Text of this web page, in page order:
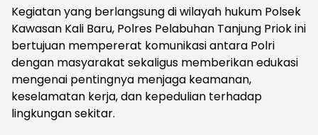
Kegiatan yang berlangsung di wilayah hukum Polsek
Kawasan Kali Baru, Polres Pelabuhan Tanjung Priok ini
bertujuan mempererat komunikasi antara Polri
dengan masyarakat sekaligus memberikan edukasi
mengenai pentingnya menjaga keamanan,
keselamatan kerja, dan kepedulian terhadap
lingkungan sekitar.